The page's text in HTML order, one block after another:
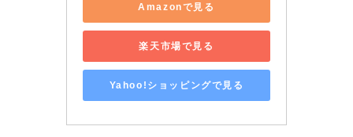
Amazonで見る
楽天市場で見る
Yahoo!ショッピングで見る